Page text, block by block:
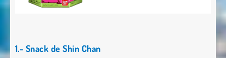
1.- Snack de Shin Chan